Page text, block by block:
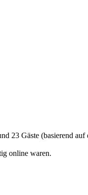
23 Gäste (basierend
online waren.